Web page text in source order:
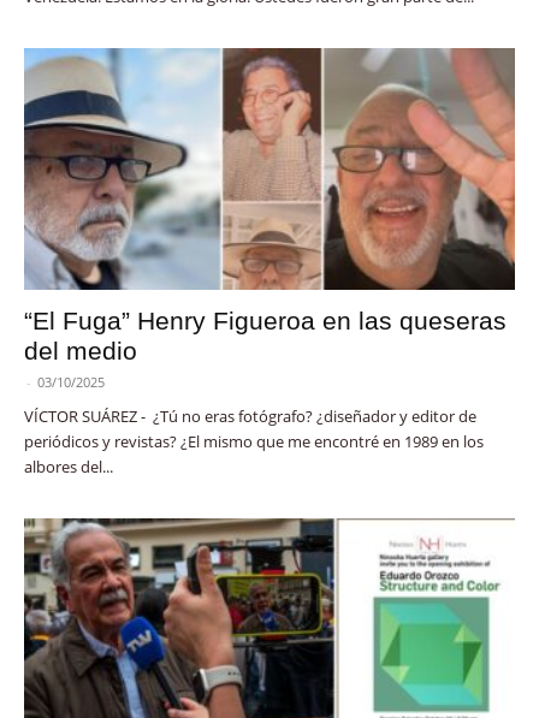
“El Fuga” Henry Figueroa en las queseras
del medio
- 03/10/2025
VÍCTOR SUÁREZ - ¿Tú no eras fotógrafo? ¿diseñador y editor de
periódicos y revistas? ¿El mismo que me encontré en 1989 en los
albores del...